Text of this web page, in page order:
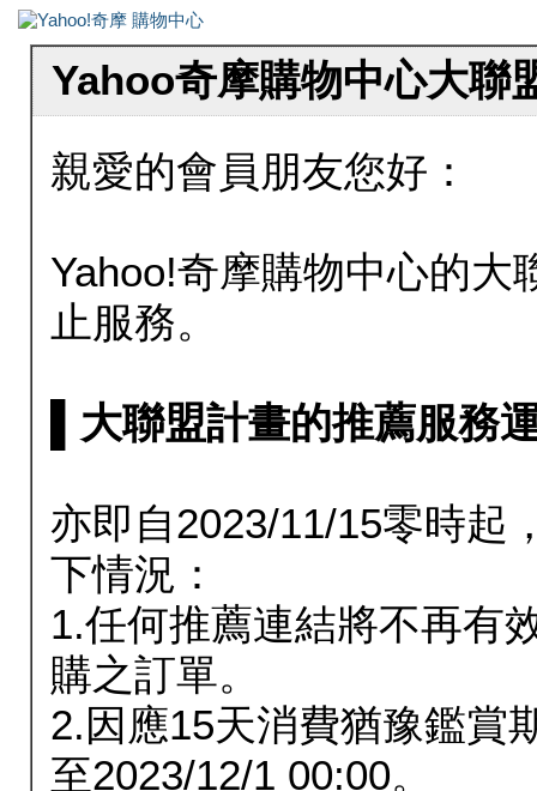
Yahoo奇摩購物中心大聯
親愛的會員朋友您好：
Yahoo!奇摩購物中心的大
止服務。
▌大聯盟計畫的推薦服務
亦即自2023/11/15零時起
下情況：
1.任何推薦連結將不再有
購之訂單。
2.因應15天消費猶豫鑑賞
至2023/12/1 00:00。